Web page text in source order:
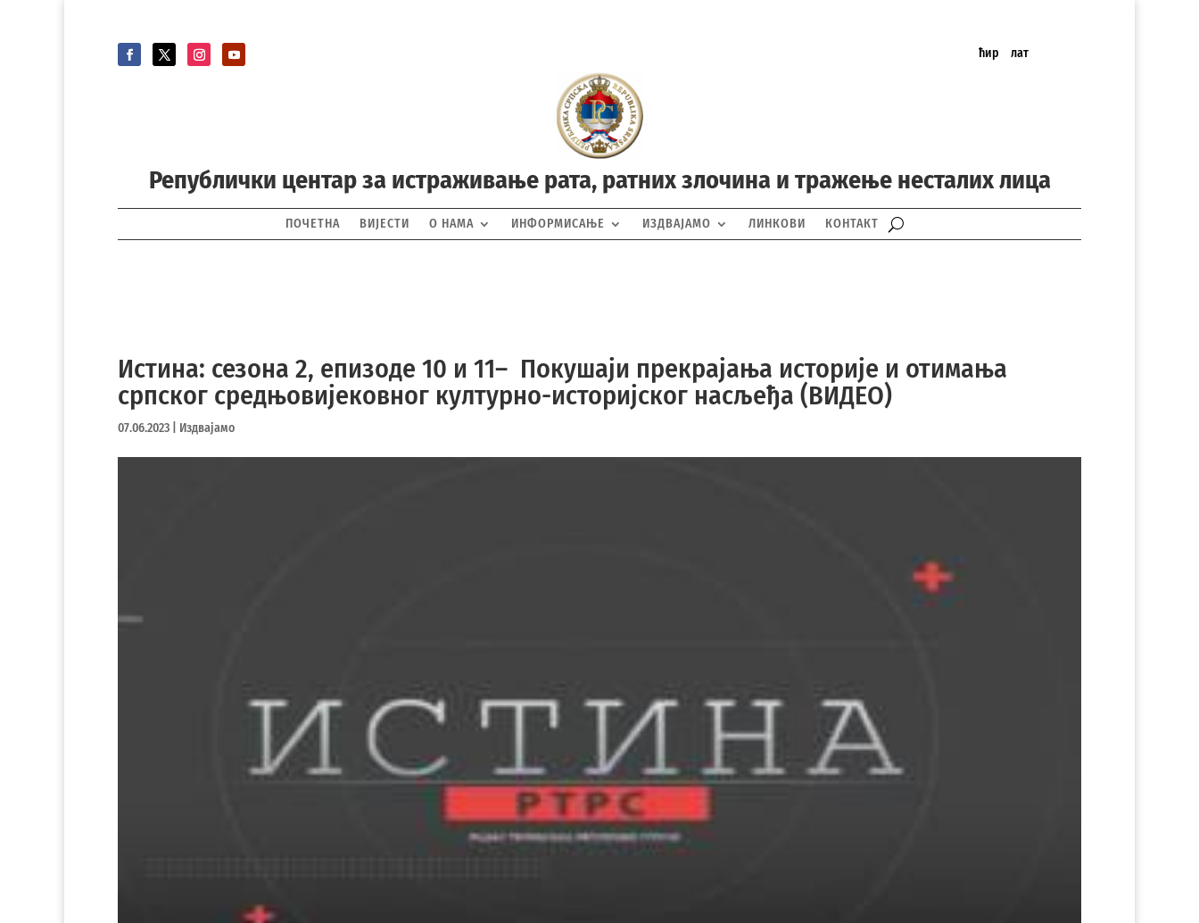
ћир лат
Републички центар за истраживање рата, ратних злочина и тражење несталих лица
ПОЧЕТНА ВИЈЕСТИ О НАМА ИНФОРМИСАЊЕ ИЗДВАЈАМО ЛИНКОВИ КОНТАКТ
Истина: сезона 2, епизоде 10 и 11– Покушаји прекрајања историје и отимања
српског средњовијековног културно-историјског насљеђа (ВИДЕО)
07.06.2023 Издвајамо